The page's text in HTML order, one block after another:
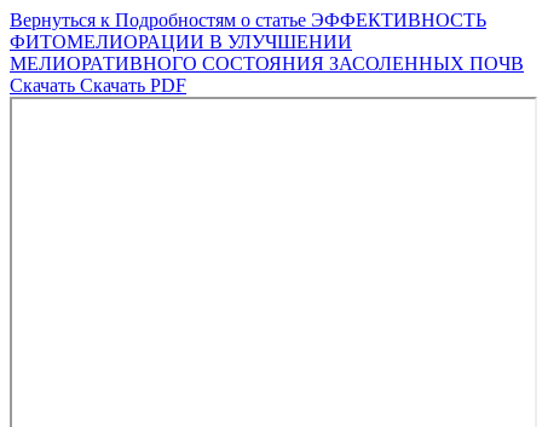
Вернуться к Подробностям о статье ЭФФЕКТИВНОСТЬ
ФИТОМЕЛИОРАЦИИ В УЛУЧШЕНИИ
МЕЛИОРАТИВНОГО СОСТОЯНИЯ ЗАСОЛЕННЫХ ПОЧВ
Скачать Скачать PDF